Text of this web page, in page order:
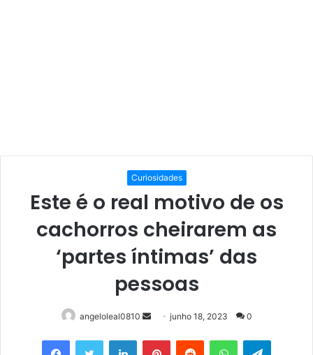
Curiosidades
Este é o real motivo de os
cachorros cheirarem as
‘partes íntimas’ das
pessoas
angeloleal0810
Mande
e-
junho 18, 2023 0
FacebookTwitter LinkedinPinterestReddit WhatsAppTelegram